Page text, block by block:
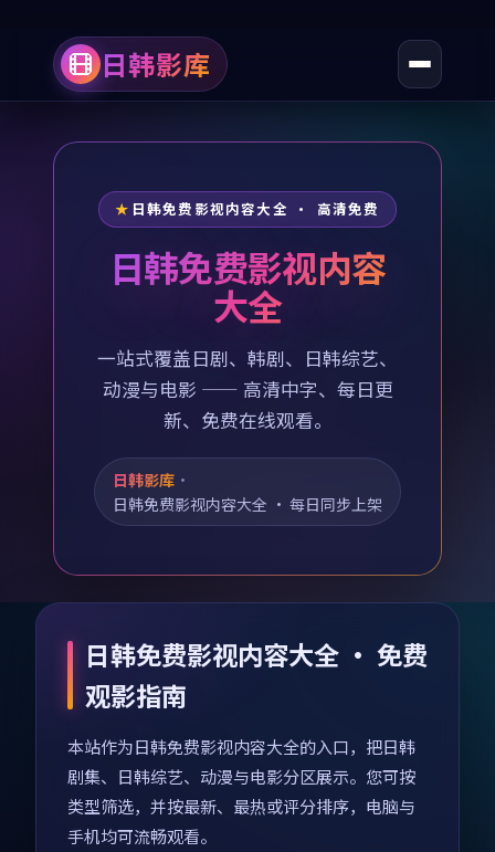
日韩影库
日韩免费影视内容大全 · 高清免费
日韩免费影视内容
大全
一站式覆盖日剧、韩剧、日韩综艺、
动漫与电影 —— 高清中字、每日更
新、免费在线观看。
日韩影库 ·
日韩免费影视内容大全 · 每日同步上架
日韩免费影视内容大全 · 免费
观影指南
本站作为日韩免费影视内容大全的入口，把日韩
剧集、日韩综艺、动漫与电影分区展示。您可按
类型筛选，并按最新、最热或评分排序，电脑与
手机均可流畅观看。